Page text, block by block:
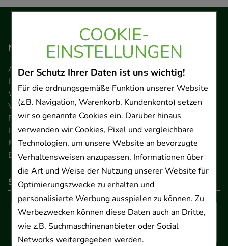
COOKIE-
EINSTELLUNGEN
Der Schutz Ihrer Daten ist uns wichtig!
Für die ordnungsgemäße Funktion unserer Website
(z.B. Navigation, Warenkorb, Kundenkonto) setzen
wir so genannte Cookies ein. Darüber hinaus
verwenden wir Cookies, Pixel und vergleichbare
Technologien, um unsere Website an bevorzugte
Verhaltensweisen anzupassen, Informationen über
die Art und Weise der Nutzung unserer Website für
Optimierungszwecke zu erhalten und
personalisierte Werbung ausspielen zu können. Zu
Werbezwecken können diese Daten auch an Dritte,
wie z.B. Suchmaschinenanbieter oder Social
Networks weitergegeben werden.
Navigation
AGB
Datenschutz
Widerrufsrecht
Versandkosten
FAQ
Impressum
Kontakt
Barrierefreiheitserklärung
So können Sie bezahlen